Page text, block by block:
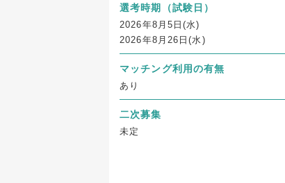
選考時期（試験日）
2026年8月5日(水)
2026年8月26日(水)
マッチング利用の有無
あり
二次募集
未定